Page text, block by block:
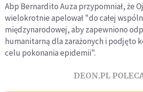
Abp Bernardito Auza przypomniał, że
wielokrotnie apelował "do całej
międzynarodowej, aby zapewniono
humanitarną dla zarażonych i podjęto
celu pokonania epidemii".
DEON.PL